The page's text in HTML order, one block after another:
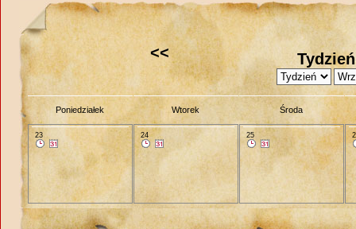
<<
Poniedziałek Wtorek Środa
23 24 25